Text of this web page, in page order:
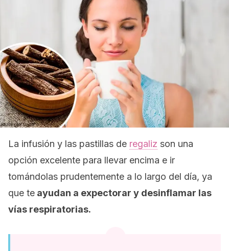
La infusión y las pastillas de regaliz son una
opción excelente para llevar encima e ir
tomándolas prudentemente a lo largo del día, ya
que te ayudan a expectorar y desinflamar las
vías respiratorias.